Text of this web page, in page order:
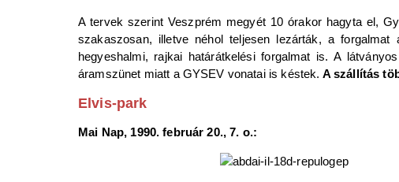
A tervek szerint Veszprém megyét 10 órakor hagyta el,
szakaszosan, illetve néhol teljesen lezárták, a
hegyeshalmi, rajkai határátkelési forgalmat is. A
áramszünet miatt a GYSEV vonatai is késtek. A szállítás
Elvis-park
Mai Nap, 1990. február 20., 7. o.: